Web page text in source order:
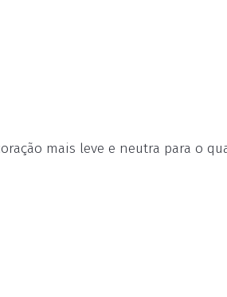
mais leve e neutra para o